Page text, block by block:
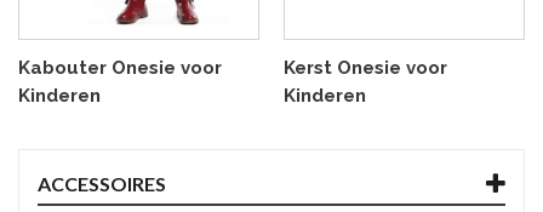
Kabouter Onesie voor
Kinderen
Kerst Onesie voor
Kinderen
ACCESSOIRES